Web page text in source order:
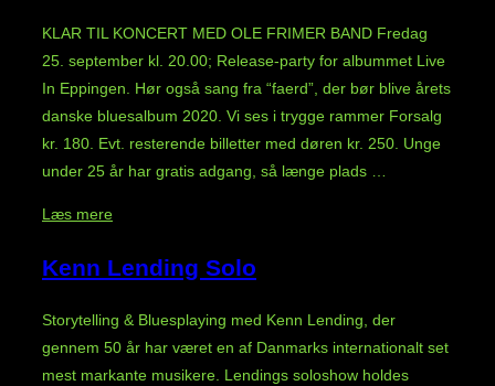
KLAR TIL KONCERT MED OLE FRIMER BAND Fredag
25. september kl. 20.00; Release-party for albummet Live
In Eppingen. Hør også sang fra “faerd”, der bør blive årets
danske bluesalbum 2020. Vi ses i trygge rammer Forsalg
kr. 180. Evt. resterende billetter med døren kr. 250. Unge
under 25 år har gratis adgang, så længe plads …
Læs mere“Ole
Band”
Kenn Lending Solo
Storytelling & Bluesplaying med Kenn Lending, der
gennem 50 år har været en af Danmarks internationalt set
mest markante musikere. Lendings soloshow holdes